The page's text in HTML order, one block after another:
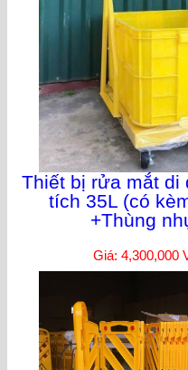
Thiết bị rửa mắt di
tích 35L (có
+Thùng
Giá: 4,300,000